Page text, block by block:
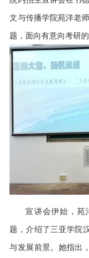
文与传播学院苑洋老
题，面向有意向考研
宣讲会伊始，苑
题，介绍了三亚学院
与发展前景。她指出